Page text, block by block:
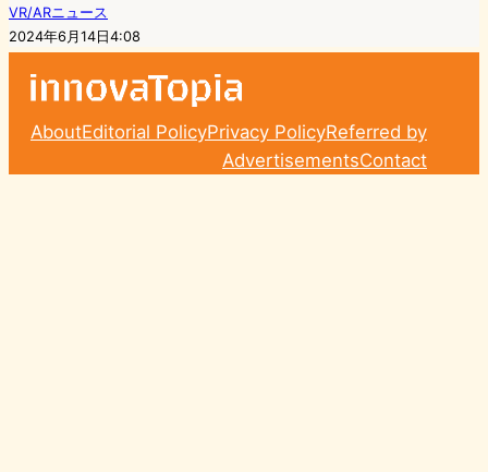
VR/ARニュース
2024年6月14日4:08
AboutEditorial PolicyPrivacy PolicyReferred by
AdvertisementsContact